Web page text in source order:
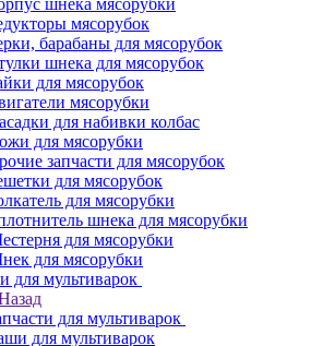
шнека мясорубки
мясорубок
барабаны для мясорубок
шнека для мясорубок
для мясорубок
мясорубки
для набивки колбас
для мясорубки
запчасти для мясорубок
для мясорубок
для мясорубки
шнека для мясорубки
для мясорубки
для мясорубки
для мультиварок
для мультиварок
для мультиварок